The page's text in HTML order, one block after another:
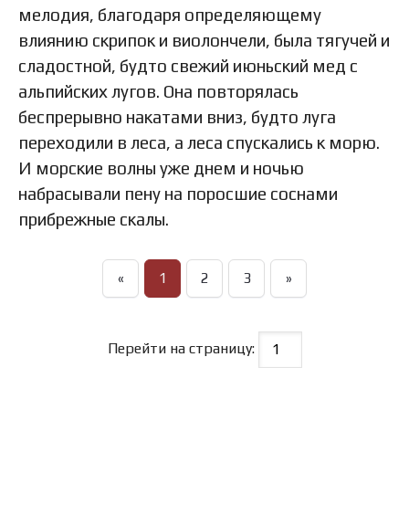
мелодия, благодаря определяющему
влиянию скрипок и виолончели, была тягучей и
сладостной, будто свежий июньский мед с
альпийских лугов. Она повторялась
беспрерывно накатами вниз, будто луга
переходили в леса, а леса спускались к морю.
И морские волны уже днем и ночью
набрасывали пену на поросшие соснами
прибрежные скалы.
« 1 2 3 »
Перейти на страницу: